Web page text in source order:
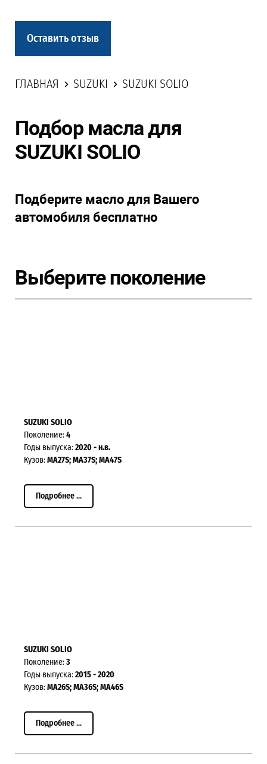
Оставить отзыв
ГЛАВНАЯ SUZUKI SUZUKI SOLIO
Подбор масла для
SUZUKI SOLIO
Подберите масло для Вашего
автомобиля бесплатно
Выберите поколение
SUZUKI SOLIO
Поколение:4
Годы выпуска:2020 - н.в.
Кузов:MA27S; MA37S; MA47S
Подробнее ...
SUZUKI SOLIO
Поколение:3
Годы выпуска:2015 - 2020
Кузов:MA26S; MA36S; MA46S
Подробнее ...